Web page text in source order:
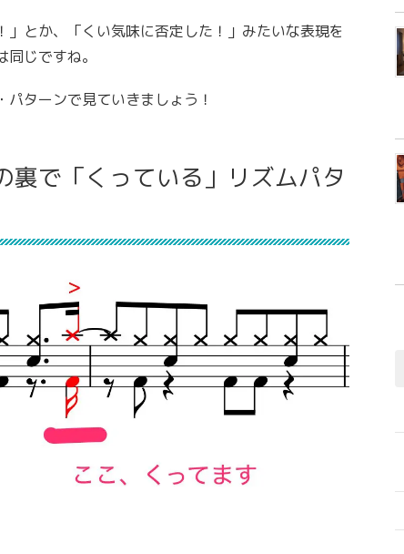
」とか、「くい気味に否定した！」みたいな表現を
じですね。
ターンで見ていきましょう！
裏で「くっている」リズムパタ